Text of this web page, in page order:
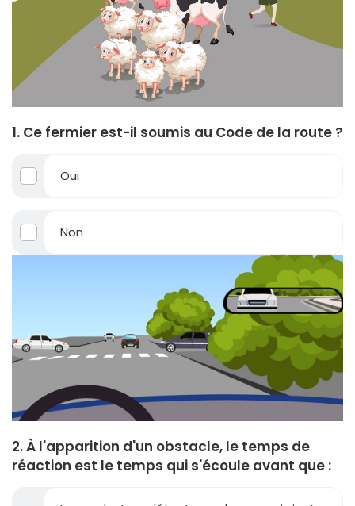
1. Ce fermier est-il soumis au Code de la route ?
Oui
Non
2. À l'apparition d'un obstacle, le temps de
réaction est le temps qui s'écoule avant que :